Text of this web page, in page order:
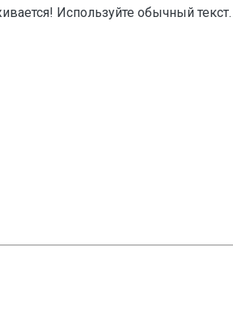
Используйте обычный текст.